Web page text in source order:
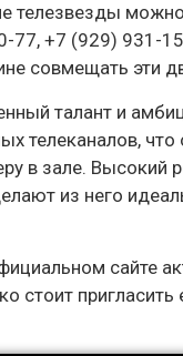
телезвезды
77, +7 (929) 931-
совмещать эти
талант и
телеканалов, что
в зале. Высокий
из него
сайте
стоит пригласить